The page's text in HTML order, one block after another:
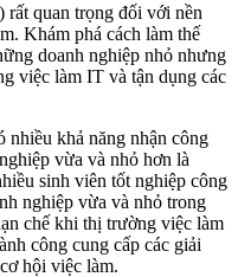
rất quan trọng đối với nền
Khám phá cách làm thế
doanh nghiệp nhỏ nhưng
việc làm IT và tận dụng các
khả năng nhận công
vừa và nhỏ hơn là
sinh viên tốt nghiệp công
nghiệp vừa và nhỏ trong
chế khi thị trường việc làm
công cung cấp các giải
hội việc làm.